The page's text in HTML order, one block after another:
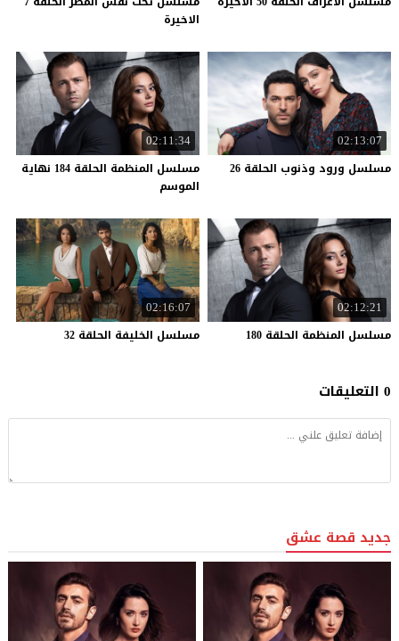
الاخيرة
02:13:07
مسلسل ورود وذنوب الحلقة 26
02:11:34
مسلسل المنظمة الحلقة 184 نهاية
الموسم
02:12:21
مسلسل المنظمة الحلقة 180
02:16:07
مسلسل الخليفة الحلقة 32
0 التعليقات
جديد قصة عشق